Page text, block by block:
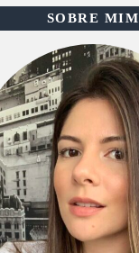
SOBRE MIM